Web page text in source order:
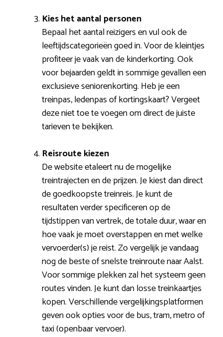
Kies het aantal personen
Bepaal het aantal reizigers en vul ook de
leeftijdscategorieën goed in. Voor de kleintjes
profiteer je vaak van de kinderkorting. Ook
voor bejaarden geldt in sommige gevallen een
exclusieve seniorenkorting. Heb je een
treinpas, ledenpas of kortingskaart? Vergeet
deze niet toe te voegen om direct de juiste
tarieven te bekijken.
Reisroute kiezen
De website etaleert nu de mogelijke
treintrajecten en de prijzen. Je kiest dan direct
de goedkoopste treinreis. Je kunt de
resultaten verder specificeren op de
tijdstippen van vertrek, de totale duur, waar en
hoe vaak je moet overstappen en met welke
vervoerder(s) je reist. Zo vergelijk je vandaag
nog de beste of snelste treinroute naar Aalst.
Voor sommige plekken zal het systeem geen
routes vinden. Je kunt dan losse treinkaartjes
kopen. Verschillende vergelijkingsplatformen
geven ook opties voor de bus, tram, metro of
taxi (openbaar vervoer).